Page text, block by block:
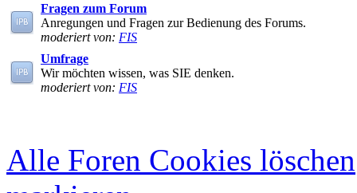
Fragen zum Forum
Anregungen und Fragen zur Bedienung des Forums.
moderiert von: FIS
Umfrage
Wir möchten wissen, was SIE denken.
moderiert von: FIS
Alle Foren Cookies löschen